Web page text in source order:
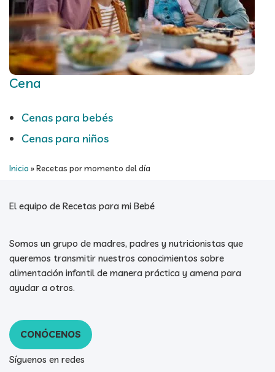
Cena
Cenas para bebés
Cenas para niños
Inicio »Recetas por momento del día
El equipo de Recetas para mi Bebé
Somos un grupo de madres, padres y nutricionistas que
queremos transmitir nuestros conocimientos sobre
alimentación infantil de manera práctica y amena para
ayudar a otros.
CONÓCENOS
Síguenos en redes